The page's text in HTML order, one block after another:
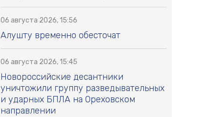
06 августа 2026, 15:56
Алушту временно обесточат
06 августа 2026, 15:45
Новороссийские десантники
уничтожили группу разведывательных
и ударных БПЛА на Ореховском
направлении